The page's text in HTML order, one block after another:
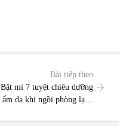
Bài tiếp theo
Bật mí 7 tuyệt chiêu dưỡng
ẩm da khi ngồi phòng lạnh